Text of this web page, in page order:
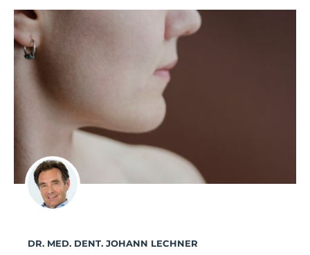
DR. MED. DENT. JOHANN LECHNER